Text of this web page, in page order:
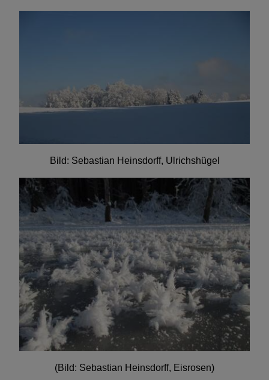
Bild: Sebastian Heinsdorff, Ulrichshügel
(Bild: Sebastian Heinsdorff, Eisrosen)